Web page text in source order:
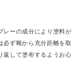
レーの成分により塗料が
必ず靴から充分距離を取
返して塗布するようお心